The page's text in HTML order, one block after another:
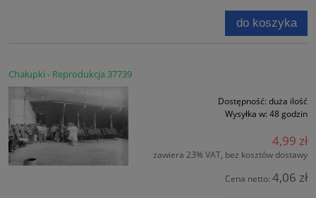
do koszyka
Chałupki - Reprodukcja 37739
Dostępność: duża ilość
Wysyłka w: 48 godzin
4,99 zł
zawiera 23% VAT, bez kosztów dostawy
Cena netto: 4,06 zł